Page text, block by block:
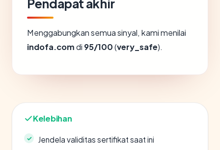
Pendapat akhir
Menggabungkan semua sinyal, kami menilai
indofa.comdi 95/100(very_safe).
Kelebihan
Jendela validitas sertifikat saat ini